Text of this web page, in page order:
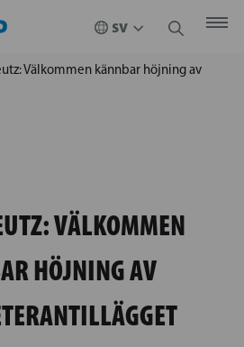
Välkommen kännbar höjning av
VÄLKOMMEN
HÖJNING AV